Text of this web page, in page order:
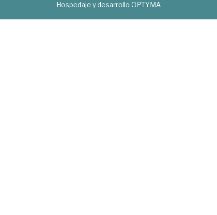
Hospedaje y desarrollo OPTYMA